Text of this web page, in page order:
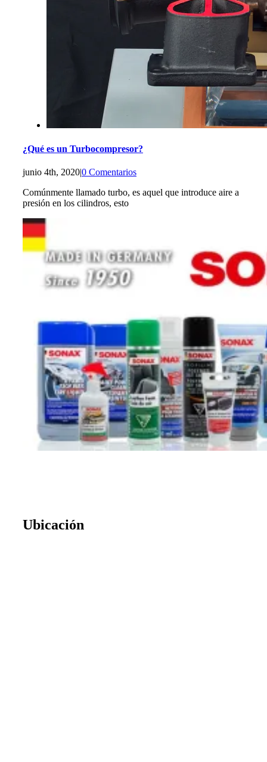
¿Qué es un Turbocompresor?
junio 4th, 2020|0 Comentarios
Comúnmente llamado turbo, es aquel que introduce aire a
presión en los cilindros, esto
Ubicación